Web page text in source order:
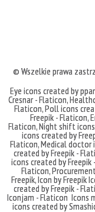
© Wszelkie prawa
Eye icons created by
Cresnar - Flaticon,
Flaticon,Poll icons
Freepik - Flaticon,
Flaticon,Night shift
icons created by
Flaticon,Medical doctor
created by Freepik -
icons created by Freepik
Flaticon,
Freepik,Icon by Freepik
created by Freepik -
Iconjam - Flaticon Icons
icons created by